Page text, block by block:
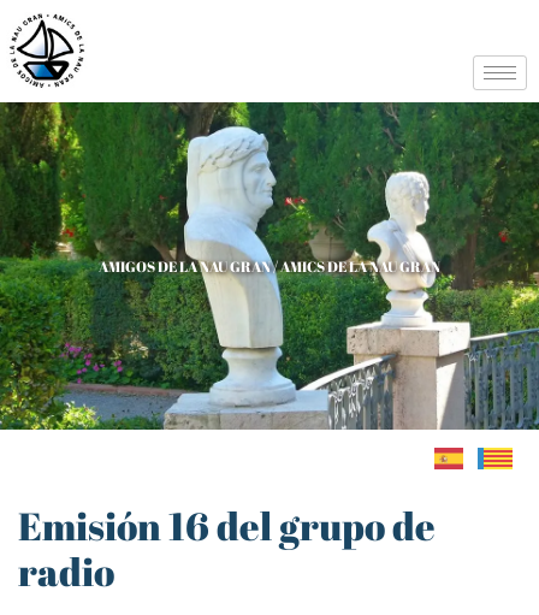
AMIGOS DE LA NAU GRAN / AMICS DE LA NAU GRAN
Emisión 16 del grupo de
radio